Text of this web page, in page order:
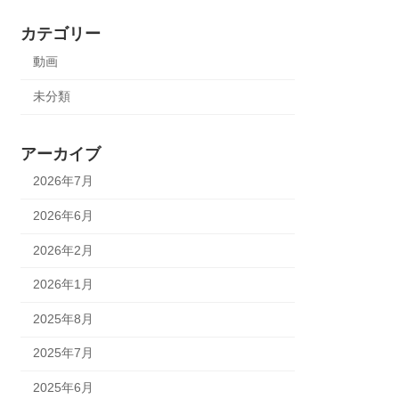
カテゴリー
動画
未分類
アーカイブ
2026年7月
2026年6月
2026年2月
2026年1月
2025年8月
2025年7月
2025年6月